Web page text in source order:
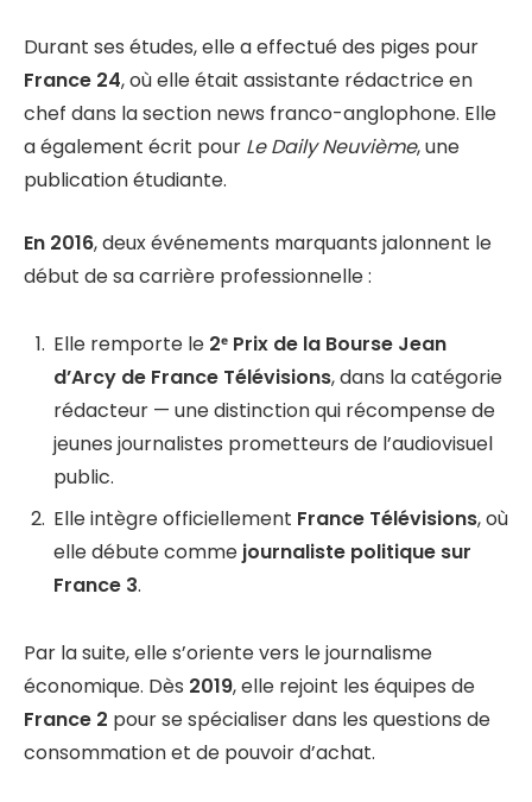
Durant ses études, elle a effectué des piges pour
France 24, où elle était assistante rédactrice en
chef dans la section news franco-anglophone. Elle
a également écrit pour Le Daily Neuvième, une
publication étudiante.
En 2016, deux événements marquants jalonnent le
début de sa carrière professionnelle :
Elle remporte le 2ᵉ Prix de la Bourse Jean
d’Arcy de France Télévisions, dans la catégorie
rédacteur — une distinction qui récompense de
jeunes journalistes prometteurs de l’audiovisuel
public.
Elle intègre officiellement France Télévisions, où
elle débute comme journaliste politique sur
France 3.
Par la suite, elle s’oriente vers le journalisme
économique. Dès 2019, elle rejoint les équipes de
France 2 pour se spécialiser dans les questions de
consommation et de pouvoir d’achat.